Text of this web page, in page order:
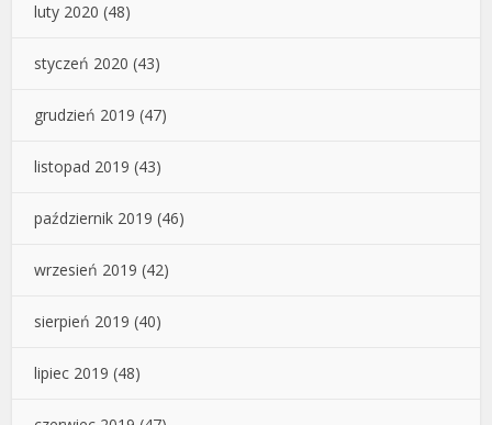
luty 2020 (48)
styczeń 2020 (43)
grudzień 2019 (47)
listopad 2019 (43)
październik 2019 (46)
wrzesień 2019 (42)
sierpień 2019 (40)
lipiec 2019 (48)